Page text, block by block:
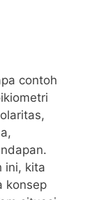
contoh
ini, kita
konsep